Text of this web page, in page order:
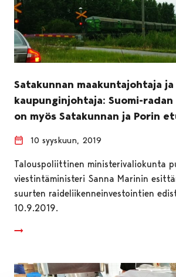
Satakunnan maakuntajohtaja ja
kaupunginjohtaja: Suomi-
on myös Satakunnan ja Porin
10 syyskuun, 2019
Talouspoliittinen ministerivaliokunta
viestintäministeri Sanna Marinin
suurten raideliikenneinvestointien
10.9.2019.